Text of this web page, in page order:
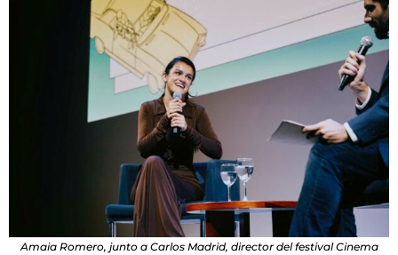
Amaia Romero, junto a Carlos Madrid, director del festival Cinema